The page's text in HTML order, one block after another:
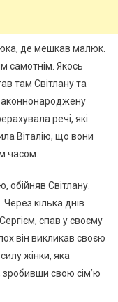
де мешкав малюк.
самотнім. Якось
там Світлану та
речі, які
Віталію, що вони
часом.
обійняв Світлану.
кілька днів
спав у своєму
він викликав своєю
жінки, яка
зробивши свою сім’ю